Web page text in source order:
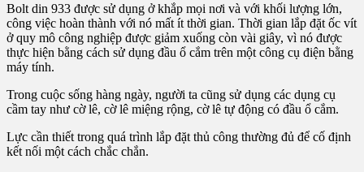
Bolt din 933 được sử dụng ở khắp mọi nơi và với khối lượng lớn,
công việc hoàn thành với nó mất ít thời gian. Thời gian lắp đặt ốc vít
ở quy mô công nghiệp được giảm xuống còn vài giây, vì nó được
thực hiện bằng cách sử dụng đầu ổ cắm trên một công cụ điện bằng
máy tính.
Trong cuộc sống hàng ngày, người ta cũng sử dụng các dụng cụ
cầm tay như cờ lê, cờ lê miệng rộng, cờ lê tự động có đầu ổ cắm.
Lực cần thiết trong quá trình lắp đặt thủ công thường đủ để cố định
kết nối một cách chắc chắn.